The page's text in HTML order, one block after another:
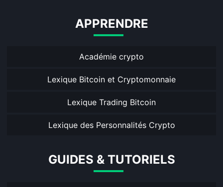
APPRENDRE
Académie crypto
Lexique Bitcoin et Cryptomonnaie
Lexique Trading Bitcoin
Lexique des Personnalités Crypto
GUIDES & TUTORIELS